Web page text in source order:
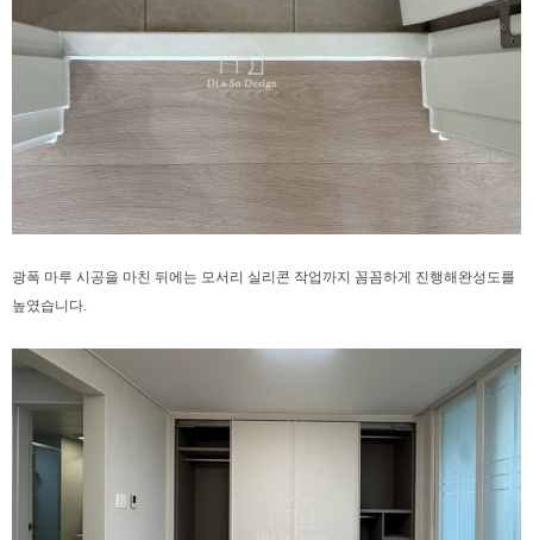
광폭 마루 시공을 마친 뒤에는 모서리 실리콘 작업까지 꼼꼼하게 진행해완성도를
높였습니다.